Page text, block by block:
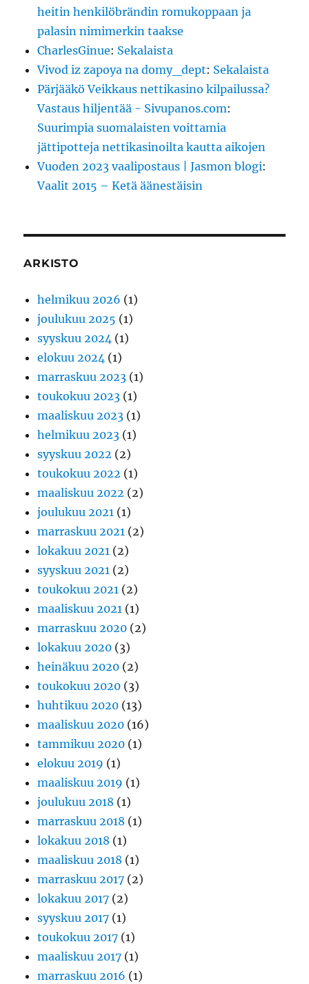
heitin henkilöbrändin romukoppaan ja
palasin nimimerkin taakse
CharlesGinue: Sekalaista
Vivod iz zapoya na domy_dept: Sekalaista
Pärjääkö Veikkaus nettikasino kilpailussa?
Vastaus hiljentää - Sivupanos.com:
Suurimpia suomalaisten voittamia
jättipotteja nettikasinoilta kautta aikojen
Vuoden 2023 vaalipostaus | Jasmon blogi:
Vaalit 2015 – Ketä äänestäisin
ARKISTO
helmikuu 2026 (1)
joulukuu 2025 (1)
syyskuu 2024 (1)
elokuu 2024 (1)
marraskuu 2023 (1)
toukokuu 2023 (1)
maaliskuu 2023 (1)
helmikuu 2023 (1)
syyskuu 2022 (2)
toukokuu 2022 (1)
maaliskuu 2022 (2)
joulukuu 2021 (1)
marraskuu 2021 (2)
lokakuu 2021 (2)
syyskuu 2021 (2)
toukokuu 2021 (2)
maaliskuu 2021 (1)
marraskuu 2020 (2)
lokakuu 2020 (3)
heinäkuu 2020 (2)
toukokuu 2020 (3)
huhtikuu 2020 (13)
maaliskuu 2020 (16)
tammikuu 2020 (1)
elokuu 2019 (1)
maaliskuu 2019 (1)
joulukuu 2018 (1)
marraskuu 2018 (1)
lokakuu 2018 (1)
maaliskuu 2018 (1)
marraskuu 2017 (2)
lokakuu 2017 (2)
syyskuu 2017 (1)
toukokuu 2017 (1)
maaliskuu 2017 (1)
marraskuu 2016 (1)